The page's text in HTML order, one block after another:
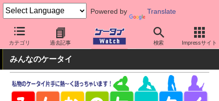
Powered by Translate
カテゴリ 過去記事 検索 Impressサイト
ケータイ Watch OS Android Pixel
みんなのケータイ